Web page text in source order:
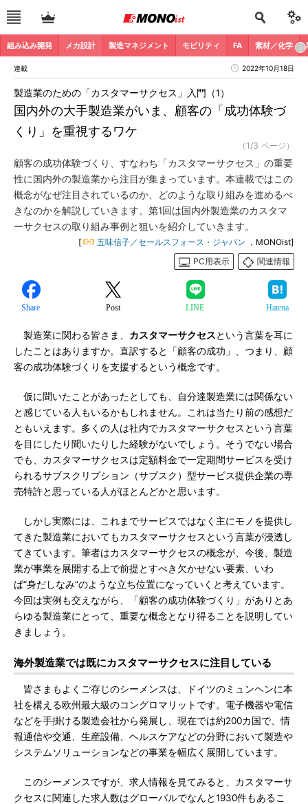
組み込み開発 メカ設計 製造マネジメント モビリティ FA 素材／化学
連載 2022年10月18日
国内外の大手製造業がいま、顧客の「成功体験づ
くり」を重視するワケ
製造業のための「カスタマーサクセス」入門（1）
（1/3 ページ）
顧客の成功体験づくり、すなわち「カスタマーサクセス」の重要
性に国内外の製造業から注目が集まっています。本連載ではこの
概念がなぜ注目されているのか、どのような取り組みを進めるべ
きなのかを解説していきます。第1回は国内外製造業のカスタマ
ーサクセスの取り組み事例と狙いを紹介していきます。
[ 五味信子／セールスフォース・ジャパン ，MONOist]
PC用表示
関連情報
Share Post LINE Hatena
製造業に関わる皆さま、 カスタマーサクセスという言葉を耳に
したことはありますか。直訳すると「顧客の成功」、つまり、顧
客の成功体験づくりを支援するという概念です。
仮に聞いたことがあったとしても、自分達製造業には関係ない
と感じている人もいるかもしれません。これは当たり前の感想だ
ともいえます。多くの人は社内でカスタマーサクセスという言葉
を目にしたり聞いたりした経験がないでしょう。そうでない場合
でも、カスタマーサクセスは定額料金で一定期間サービスを受け
られるサブスクリプション（サブスク）型サービス提供企業の専
売特許と思っている人がほとんどかと思います。
しかし実際には、これまでサービスではなく主にモノを提供し
てきた製造業においてもカスタマーサクセスという言葉が浸透し
てきています。筆者はカスタマーサクセスの概念が、今後、製造
業が事業を展開する上で前提とすべき欠かせない要素、いわ
ば”身だしなみ”のような立ち位置になっていくと考えています。
今回は実例も交えながら、「顧客の成功体験づくり」がありとあ
らゆる製造業にとって、重要な概念となり得ることを説明してい
きましょう。
海外製造業では既にカスタマーサクセスに注目している
皆さまもよくご存じのシーメンスは、ドイツのミュンヘンに本
社を構える欧州最大級のコングロマリットです。電子機器や電信
などを手掛ける製造会社から発展し、現在では約200カ国で、情
報通信や交通、生産設備、ヘルスケアなどの分野において製造や
システムソリューションなどの事業を幅広く展開しています。
このシーメンスですが、求人情報を見てみると、カスタマーサ
クセスに関連した求人数はグローバルでなんと1930件もあるこ